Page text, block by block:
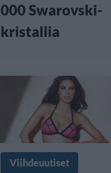
000 Swarovski-
kristallia
Viihdeuutiset